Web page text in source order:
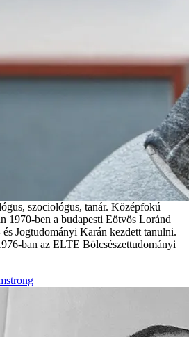
szociológus, tanár. Középfokú
1970-ben a budapesti Eötvös Loránd
Jogtudományi Karán kezdett tanulni.
ban az ELTE Bölcsészettudományi